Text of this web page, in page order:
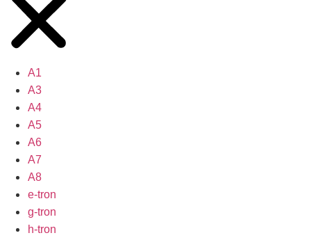
A1
A3
A4
A5
A6
A7
A8
e-tron
g-tron
h-tron